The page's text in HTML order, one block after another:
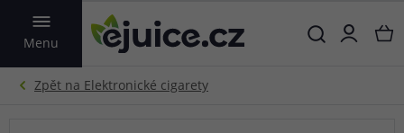
Menu
VYHLEDAT